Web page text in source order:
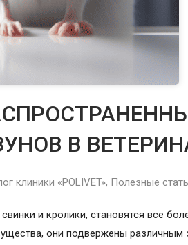
В
клиники «POLIVET», Полезные
и кролики, становятся все
они подвержены различным